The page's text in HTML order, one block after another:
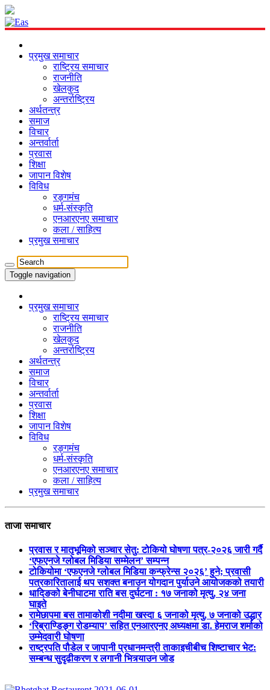
प्रमुख समाचार
राष्ट्रिय समाचार
राजनीति
खेलकुद
अन्तर्राष्ट्रिय
अर्थतन्त्र
समाज
विचार
अन्तर्वार्ता
प्रवास
शिक्षा
जापान विशेष
विविध
रङ्गमंच
धर्म-संस्कृति
एनआरएनए समाचार
कला / साहित्य
प्रमुख समाचार
Toggle navigation
प्रमुख समाचार
राष्ट्रिय समाचार
राजनीति
खेलकुद
अन्तर्राष्ट्रिय
अर्थतन्त्र
समाज
विचार
अन्तर्वार्ता
प्रवास
शिक्षा
जापान विशेष
विविध
रङ्गमंच
धर्म-संस्कृति
एनआरएनए समाचार
कला / साहित्य
प्रमुख समाचार
ताजा समाचार
प्रवास र मातृभूमिको सञ्चार सेतु: टोकियो घोषणा पत्र-२०२६ जारी गर्दै
‘एफएनजे ग्लोबल मिडिया सम्मेलन’ सम्पन्न
टोकियोमा ‘एफएनजे ग्लोबल मिडिया कन्फ्रेन्स २०२६’ हुने; प्रवासी
पत्रकारितालाई थप सशक्त बनाउन योगदान पुर्याउने आयोजकको तयारी
धादिङको बेनीघाटमा राति बस दुर्घटना : १७ जनाको मृत्यु, २४ जना
घाइते
रामेछापमा बस तामाकोशी नदीमा खस्दा ६ जनाको मृत्यु, ७ जनाको उद्धार
‘रिब्राण्डिङ्ग रोडम्याप’ सहित एनआरएनए अध्यक्षमा डा. हेमराज शर्माको
उम्मेदवारी घोषणा
राष्ट्रपति पौडेल र जापानी प्रधानमन्त्री ताकाइचीबीच शिष्टाचार भेट:
सम्बन्ध सुदृढीकरण र लगानी भित्र्याउन जोड